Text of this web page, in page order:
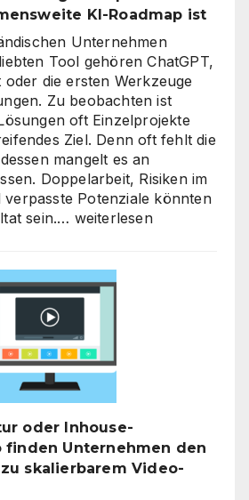
KI-Roadmap ist
Unternehmen
Tool gehören ChatGPT,
die ersten Werkzeuge
Zu beobachten ist
oft Einzelprojekte
Ziel. Denn oft fehlt die
mangelt es an
Doppelarbeit, Risiken im
Potenziale könnten
sein.… KI-
den
Mittelstand:
jetzt
der
richtige
Zeitpunkt
eine
unternehmensweite
KI-
weiterlesen
oder Inhouse-
finden Unternehmen den
skalierbarem Video-